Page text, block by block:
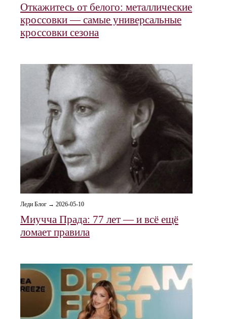
Откажитесь от белого: металлические
кроссовки — самые универсальные
кроссовки сезона
Леди Блог → 2026-05-10
Миучча Прада: 77 лет — и всё ещё
ломает правила